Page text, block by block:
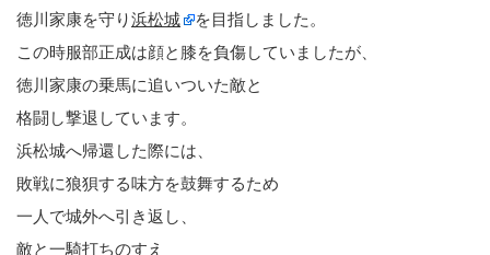
徳川家康を守り浜松城
を目指しました。
この時服部正成は顔と膝を負傷していましたが、
徳川家康の乗馬に追いついた敵と
格闘し撃退しています。
浜松城へ帰還した際には、
敗戦に狼狽する味方を鼓舞するため
一人で城外へ引き返し、
敵と一騎打ちのすえ